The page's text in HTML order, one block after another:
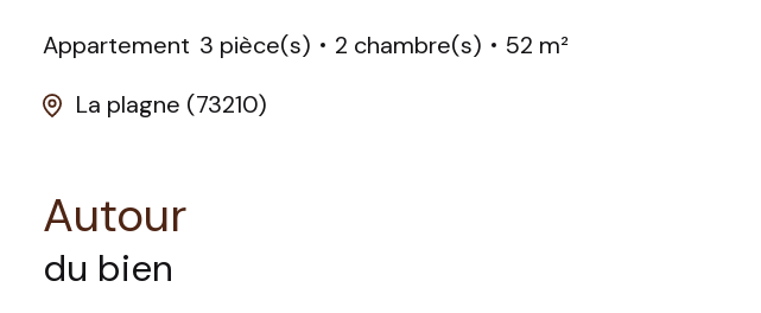
Appartement 3 pièce(s) 2 chambre(s)
52 m²
La plagne (73210)
Autour
du bien